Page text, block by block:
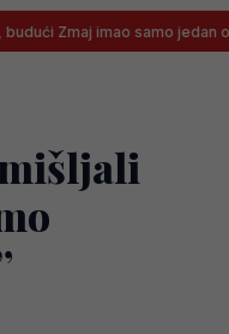
imao samo jedan odgovor